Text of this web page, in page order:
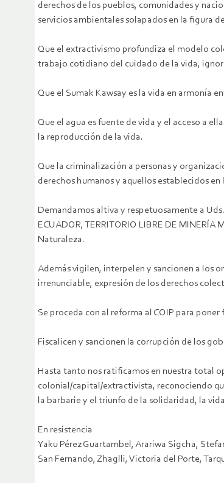
derechos de los pueblos, comunidades y
servicios ambientales solapados en la figura
Que el extractivismo profundiza el modelo
trabajo cotidiano del cuidado de la vida,
Que el Sumak Kawsay es la vida en armonía
Que el agua es fuente de vida y el acceso a
la reproducción de la vida.
Que la criminalización a personas y
derechos humanos y aquellos establecidos
Demandamos altiva y respetuosamente a
ECUADOR, TERRITORIO LIBRE DE
Naturaleza.
Además vigilen, interpelen y sancionen a los
irrenunciable, expresión de los derechos
Se proceda con al reforma al COIP para
Fiscalicen y sancionen la corrupción de los
Hasta tanto nos ratificamos en nuestra total
colonial/capital/extractivista, reconociendo
la barbarie y el triunfo de la solidaridad, la
En resistencia
Yaku Pérez Guartambel, Arariwa Sigcha,
San Fernando, Zhaglli, Victoria del Porte,